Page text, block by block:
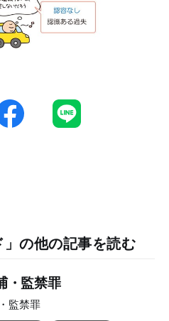
」の他の記事を読む
・監禁罪
監禁罪